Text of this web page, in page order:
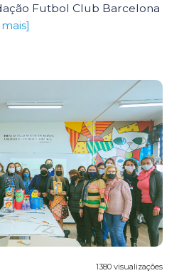
Futbol Club Barcelona
1380 visualizações